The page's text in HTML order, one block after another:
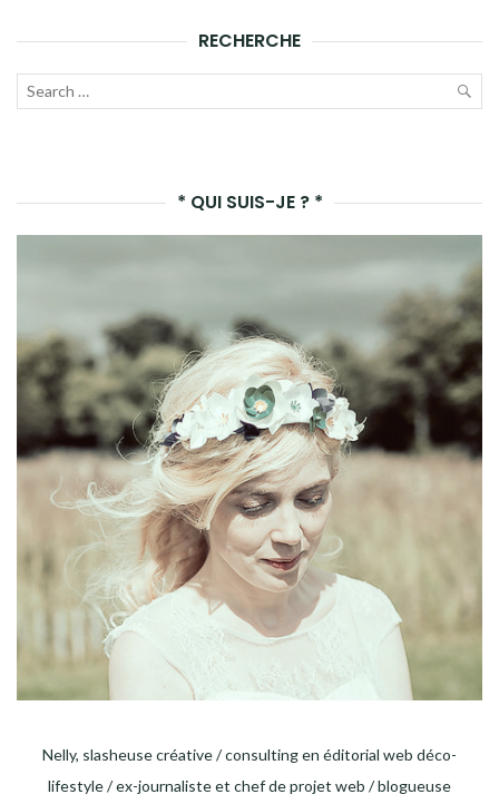
RECHERCHE
Recherche
* QUI SUIS-JE ? *
Nelly, slasheuse créative / consulting en éditorial web déco-
lifestyle / ex-journaliste et chef de projet web / blogueuse